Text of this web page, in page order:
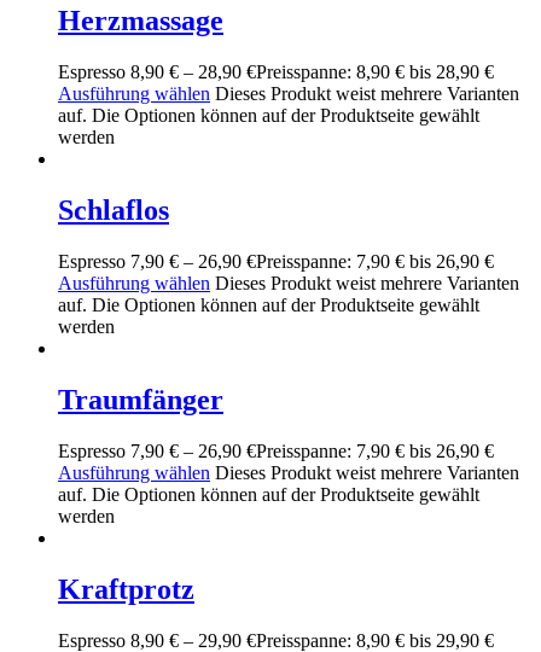
Herzmassage
Espresso 8,90 € – 28,90 €Preisspanne: 8,90 € bis 28,90 €
Ausführung wählen Dieses Produkt weist mehrere Varianten
auf. Die Optionen können auf der Produktseite gewählt
werden
Schlaflos
Espresso 7,90 € – 26,90 €Preisspanne: 7,90 € bis 26,90 €
Ausführung wählen Dieses Produkt weist mehrere Varianten
auf. Die Optionen können auf der Produktseite gewählt
werden
Traumfänger
Espresso 7,90 € – 26,90 €Preisspanne: 7,90 € bis 26,90 €
Ausführung wählen Dieses Produkt weist mehrere Varianten
auf. Die Optionen können auf der Produktseite gewählt
werden
Kraftprotz
Espresso 8,90 € – 29,90 €Preisspanne: 8,90 € bis 29,90 €